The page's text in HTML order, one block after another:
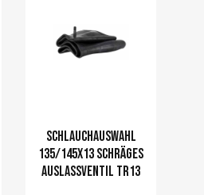
Schlauchauswahl
135/145x13 schräges
Auslassventil TR13